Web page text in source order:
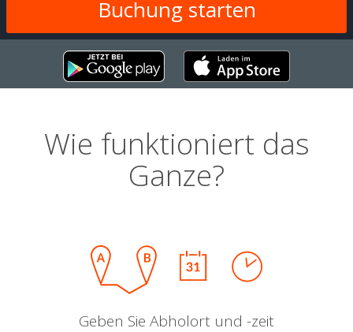
Wie funktioniert das
Ganze?
Geben Sie Abholort und -zeit